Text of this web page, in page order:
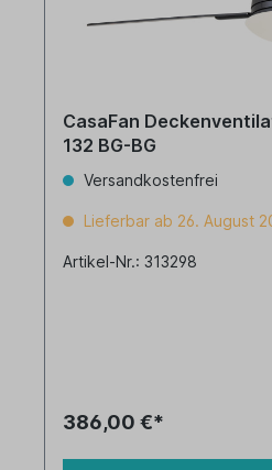
CasaFan
132 BG-BG
Versandkostenfrei
Lieferbar ab 26. August
Artikel-Nr.: 313298
386,00 €*